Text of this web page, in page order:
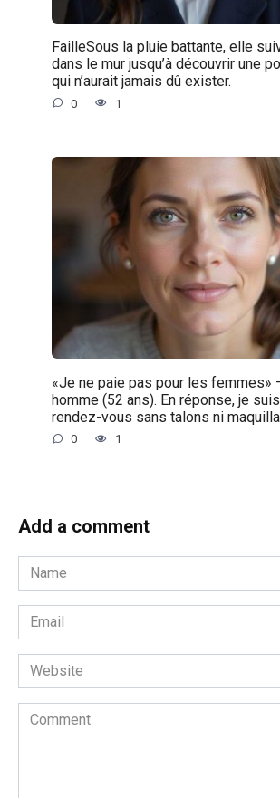
FailleSous la pluie battante, elle
dans le mur jusqu’à découvrir une
qui n’aurait jamais dû exister.
0 1
«Je ne paie pas pour les femmes»
homme (52 ans). En réponse, je
rendez-vous sans talons ni
0 1
Add a comment
Name
*
Email
*
Website
Comment